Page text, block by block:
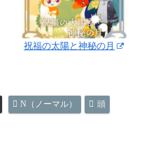
祝福の太陽と神秘の月
N（ノーマル） 頭